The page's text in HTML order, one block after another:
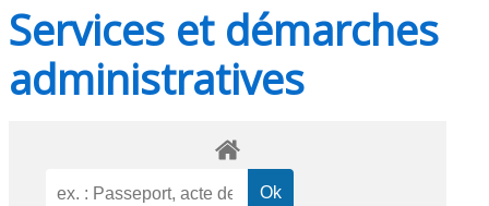
Services et démarches
administratives